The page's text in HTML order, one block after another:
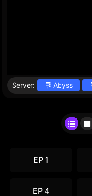
Server: Abyss
EP 1
EP 4